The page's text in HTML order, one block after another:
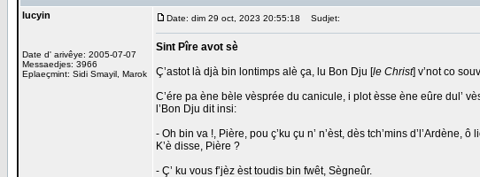
lucyin
Date d' arivêye: 2005-07-07
Messaedjes: 3966
Eplaeçmint: Sidi Smayil, Marok
Date: dim 29 oct, 2023 20:55:18 Sudjet:
Sint Pîre avot sè
Ç’astot là djà bin lontimps alè ça, lu Bon Dju [le Christ] v’not co
C’ére pa ène bèle vèsprée du canicule, i plot èsse ène eûre dul’
l’Bon Dju dit insi:
- Oh bin va !, Pière, pou ç’ku çu n’ n’èst, dès tch’mins d’l’Ardène,
K’è disse, Pière ?
- Ç’ ku vous f’jèz èst toudis bin fwêt, Sègneûr.